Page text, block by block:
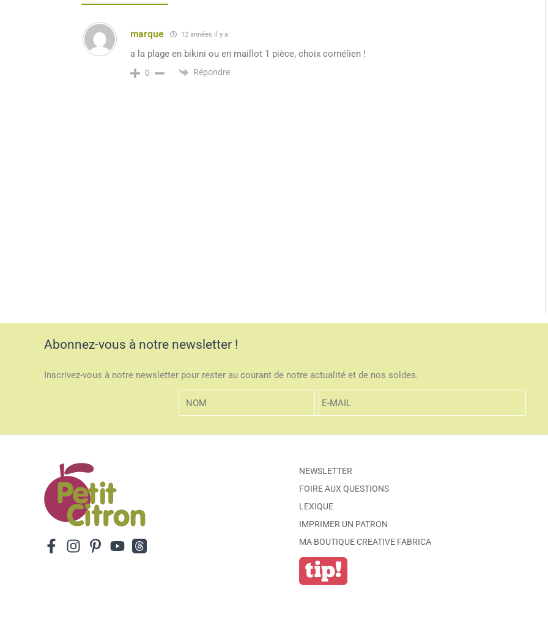
marque 12 années il y a
a la plage en bikini ou en maillot 1 pièce, choix cornélien !
0 Répondre
Abonnez-vous à notre newsletter !
Inscrivez-vous à notre newsletter pour rester au courant de notre actualité et de nos soldes.
NEWSLETTER
FOIRE AUX QUESTIONS
LEXIQUE
IMPRIMER UN PATRON
MA BOUTIQUE CREATIVE FABRICA